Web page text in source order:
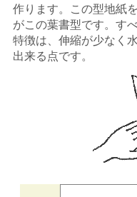
作ります。この型地紙
がこの葉書型です。す
特徴は、伸縮が少なく
出来る点です。